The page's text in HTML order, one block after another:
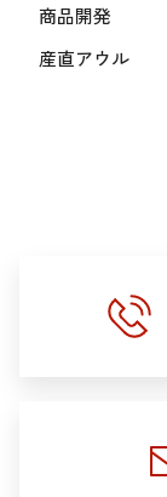
商品開発
産直アウル